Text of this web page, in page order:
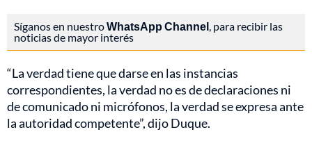
Síganos en nuestroWhatsApp Channel , para recibir las
noticias de mayor interés
“La verdad tiene que darse en las instancias
correspondientes, la verdad no es de declaraciones ni
de comunicado ni micrófonos, la verdad se expresa ante
la autoridad competente”, dijo Duque.